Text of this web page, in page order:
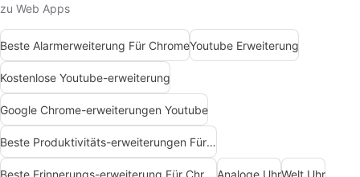
zu Web Apps
Beste Alarmerweiterung Für ChromeYoutube Erweiterung
Kostenlose Youtube-erweiterung
Google Chrome-erweiterungen Youtube
Beste Produktivitäts-erweiterungen Für Chrome
Beste Erinnerungs-erweiterung Für Chrome Analoge UhrWelt Uhr